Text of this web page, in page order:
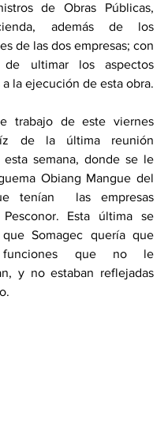
de Obras Públicas,
además de los
de las dos empresas; con
ultimar los aspectos
la ejecución de esta obra.
trabajo de este viernes
de la última reunión
esta semana, donde se le
Obiang Mangue del
tenían  las empresas
Esta última se
Somagec quería que
funciones que no le
y no estaban reflejadas